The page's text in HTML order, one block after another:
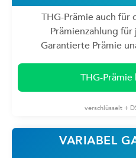
THG-Prämie auch für
Prämienzahlung
Garantierte Prämie
THG-
verschlüsselt +
VARIABEL